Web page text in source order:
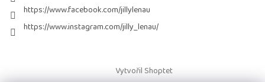
https://www.facebook.com/jillylenau
https://www.instagram.com/jilly_lenau/
Vytvořil Shoptet